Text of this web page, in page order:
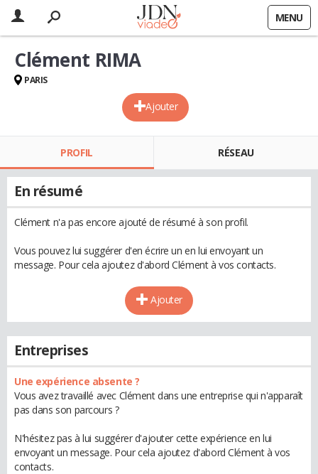
MENU
Ajouter
Clément RIMA
PARIS
PROFIL RÉSEAU
En résumé
Clément n'a pas encore ajouté de résumé à son profil.
Vous pouvez lui suggérer d'en écrire un en lui envoyant un
message. Pour cela ajoutez d'abord Clément à vos contacts.
Ajouter
Entreprises
Une expérience absente ?
Vous avez travaillé avec Clément dans une entreprise qui n'apparaît
pas dans son parcours ?
N'hésitez pas à lui suggérer d'ajouter cette expérience en lui
envoyant un message. Pour cela ajoutez d'abord Clément à vos
contacts.